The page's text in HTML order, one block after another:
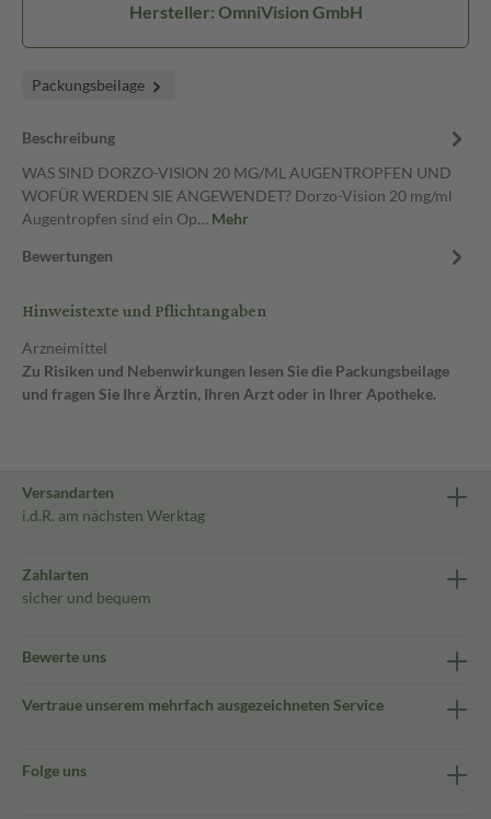
Hersteller: OmniVision GmbH
Packungsbeilage
Beschreibung
WAS SIND DORZO-VISION 20 MG/ML AUGENTROPFEN UND
WOFÜR WERDEN SIE ANGEWENDET? Dorzo-Vision 20 mg/ml
Augentropfen sind ein Op… Mehr
Bewertungen
Hinweistexte und Pflichtangaben
Arzneimittel
Zu Risiken und Nebenwirkungen lesen Sie die Packungsbeilage
und fragen Sie Ihre Ärztin, Ihren Arzt oder in Ihrer Apotheke.
Versandarten
i.d.R. am nächsten Werktag
Zahlarten
sicher und bequem
Bewerte uns
Vertraue unserem mehrfach ausgezeichneten Service
Folge uns